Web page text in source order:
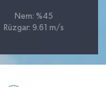
Nem: %45
Rüzgar: 9.61 m/s